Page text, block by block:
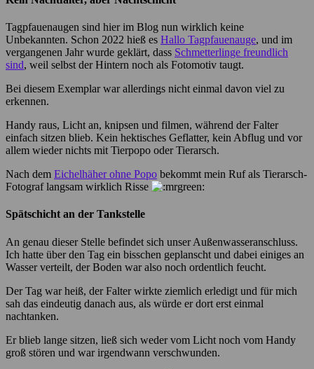
Tagpfauenaugen sind hier im Blog nun wirklich keine
Unbekannten. Schon 2022 hieß es Hallo Tagpfauenauge, und im
vergangenen Jahr wurde geklärt, dass Schmetterlinge freundlich
sind, weil selbst der Hintern noch als Fotomotiv taugt.
Bei diesem Exemplar war allerdings nicht einmal davon viel zu
erkennen.
Handy raus, Licht an, knipsen und filmen, während der Falter
einfach sitzen blieb. Kein hektisches Geflatter, kein Abflug und vor
allem wieder nichts mit Tierpopo oder Tierarsch.
Nach dem Eichelhäher ohne Popo bekommt mein Ruf als Tierarsch-
Fotograf langsam wirklich Risse
Spätschicht an der Tankstelle
An genau dieser Stelle befindet sich unser Außenwasseranschluss.
Ich hatte über den Tag ein bisschen geplanscht und dabei einiges an
Wasser verteilt, der Boden war also noch ordentlich feucht.
Der Tag war heiß, der Falter wirkte ziemlich erledigt und für mich
sah das eindeutig danach aus, als würde er dort erst einmal
nachtanken.
Er blieb lange sitzen, ließ sich weder vom Licht noch vom Handy
groß stören und war irgendwann verschwunden.